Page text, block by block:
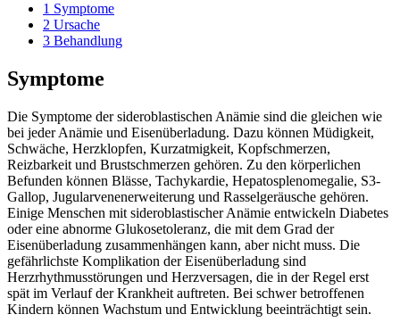
1 Symptome
2 Ursache
3 Behandlung
Symptome
Die Symptome der sideroblastischen Anämie sind die gleichen wie
bei jeder Anämie und Eisenüberladung. Dazu können Müdigkeit,
Schwäche, Herzklopfen, Kurzatmigkeit, Kopfschmerzen,
Reizbarkeit und Brustschmerzen gehören. Zu den körperlichen
Befunden können Blässe, Tachykardie, Hepatosplenomegalie, S3-
Gallop, Jugularvenenerweiterung und Rasselgeräusche gehören.
Einige Menschen mit sideroblastischer Anämie entwickeln Diabetes
oder eine abnorme Glukosetoleranz, die mit dem Grad der
Eisenüberladung zusammenhängen kann, aber nicht muss. Die
gefährlichste Komplikation der Eisenüberladung sind
Herzrhythmusstörungen und Herzversagen, die in der Regel erst
spät im Verlauf der Krankheit auftreten. Bei schwer betroffenen
Kindern können Wachstum und Entwicklung beeinträchtigt sein.